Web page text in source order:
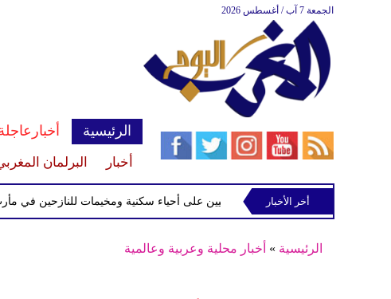
الجمعة 7 آب / أغسطس 2026
الرئيسية
أخبار البرلمان
أخر الأخبار
الرئيسية » أخبار محلية وعربية وعالمية